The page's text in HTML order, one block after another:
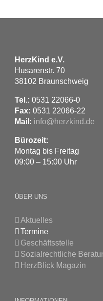
HerzKind e.V.
Husarenstr. 70
38102 Braunschweig
Tel.: 0531 22066-0
Fax: 0531 22066-22
Mail: info@herzkind.de
Bürozeit:
Montag bis Freitag
09:00 – 15:00 Uhr
ÜBER UNS
Aktuelles
Termine
Geschäftsstelle
Sozialrechtliche
HerzBlick Magazin